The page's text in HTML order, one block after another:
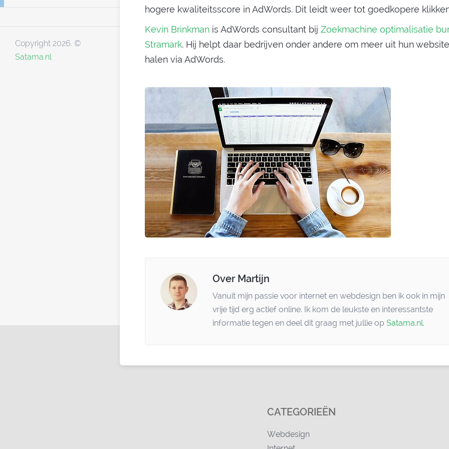
Copyright 2026. ©
Satama.nl
hogere kwaliteitsscore in AdWords. Dit leidt weer tot goedkopere
Kevin Brinkman is AdWords consultant bij Zoekmachine optimalisatie
Stramark. Hij helpt daar bedrijven onder andere om meer uit hun
halen via AdWords.
Over Martijn
Vanuit mijn passie voor internet en webdesign ben ik ook in mijn
vrije tijd erg actief online. Ik kom de leukste en interessantste
informatie tegen en deel dit graag met jullie op Satama.nl.
CATEGORIEËN
Webdesign